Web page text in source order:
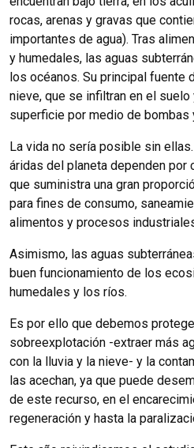
rocas, arenas y gravas que
importantes de agua). Tras
y humedales, las aguas
los océanos. Su principal fuente
nieve, que se infiltran en el
superficie por medio de bombas
La vida no sería posible sin
áridas del planeta dependen
que suministra una gran
para fines de consumo,
alimentos y procesos
Asimismo, las aguas
buen funcionamiento de los
humedales y los ríos.
Es por ello que debemos
sobreexplotación -extraer más
con la lluvia y la nieve- y la
las acechan, ya que puede
de este recurso, en el
regeneración y hasta la